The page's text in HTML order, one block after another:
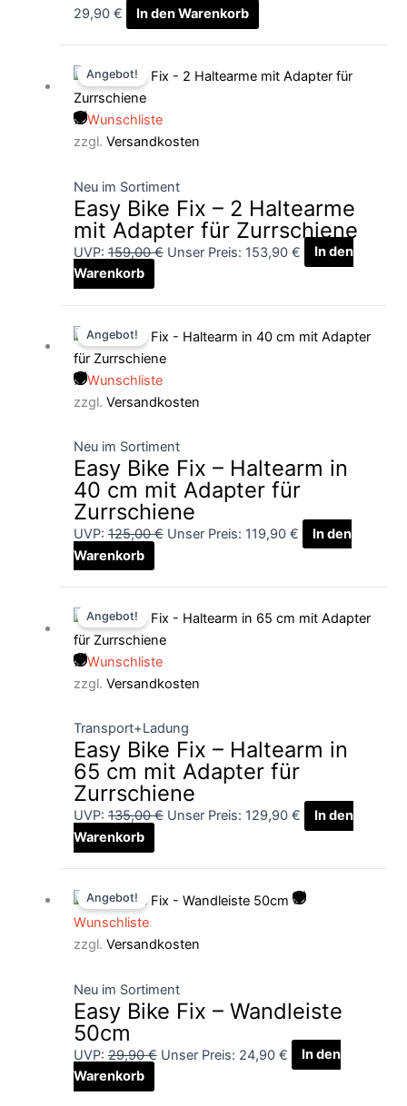
29,90 € In den Warenkorb
Angebot!
Wunschliste
zzgl. Versandkosten
Neu im Sortiment
Easy Bike Fix – 2 Haltearme
mit Adapter für Zurrschiene
UVP: 159,00€
Preis
Unser Preis: 153,90 €
Preis
In den
Warenkorb
Angebot!
Wunschliste
zzgl. Versandkosten
Neu im Sortiment
Easy Bike Fix – Haltearm in
40 cm mit Adapter für
Zurrschiene
UVP: 125,00€
Preis
war:
Unser Preis: 119,90 €
Preis
In den
Warenkorb
Angebot!
Wunschliste
zzgl. Versandkosten
Transport+Ladung
Easy Bike Fix – Haltearm in
65 cm mit Adapter für
Zurrschiene
UVP: 135,00€
Preis
war:
Unser Preis: 129,90 €
Preis
In den
Warenkorb
Angebot!
Wunschliste
zzgl. Versandkosten
Neu im Sortiment
Easy Bike Fix – Wandleiste
50cm
UVP: 29,90€
Preis
29,90 €
Unser Preis: 24,90 €
Preis
In den
Warenkorb